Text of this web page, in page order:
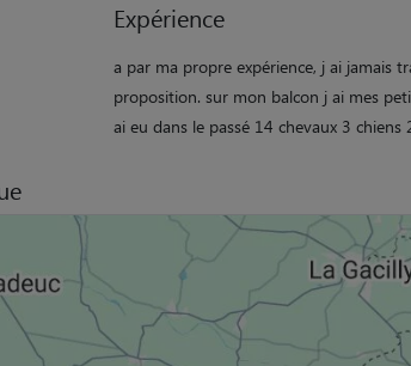
Expérience
a par ma propre expérience, j ai jamais
proposition. sur mon balcon j ai mes
ai eu dans le passé 14 chevaux 3 chiens